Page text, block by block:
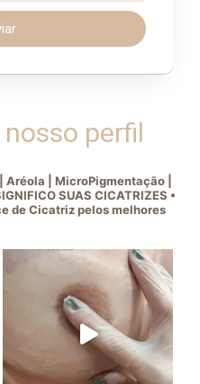
perfil
| MicroPigmentação |
SUAS CICATRIZES •
de Cicatriz pelos melhores